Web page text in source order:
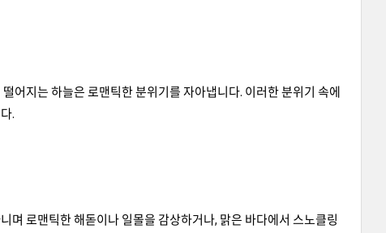
어지는 하늘은 로맨틱한 분위기를 자아냅니다. 이러한 분위기 속에
.
며 로맨틱한 해돋이나 일몰을 감상하거나, 맑은 바다에서 스노클링